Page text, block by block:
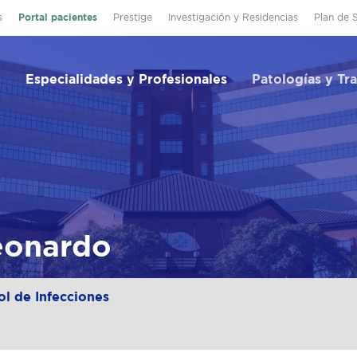
Portal pacientes Prestige Investigación y Residencias Plan de
Especialidades y Profesionales Patologías y
de Infecciones